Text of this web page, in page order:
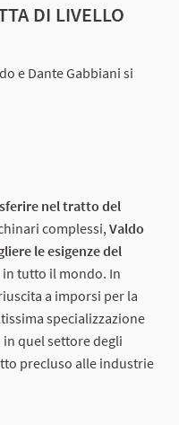
DI LIVELLO
e Dante Gabbiani si
nel tratto del
complessi, Valdo
le esigenze del
tutto il mondo. In
a imporsi per la
specializzazione
quel settore degli
precluso alle industrie